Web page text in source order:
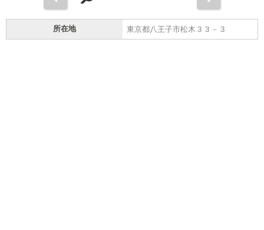
所在地 東京都八王子市松木３３－３